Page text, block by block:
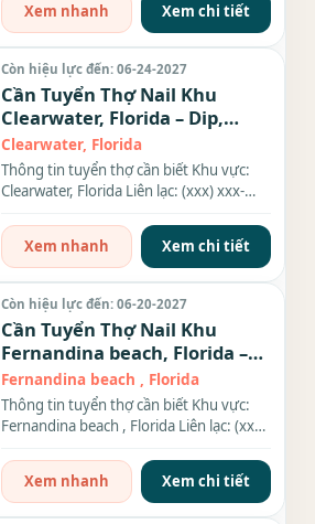
Xem nhanh
Xem chi tiết
Còn hiệu lực đến: 06-24-2027
Cần Tuyển Thợ Nail Khu
Clearwater, Florida – Dip,
Everything
Clearwater, Florida
Thông tin tuyển thợ cần biết Khu vực:
Clearwater, Florida Liên lạc: (xxx) xxx-
Xem nhanh
Xem chi tiết
Còn hiệu lực đến: 06-20-2027
Cần Tuyển Thợ Nail Khu
Fernandina beach, Florida –
Thợ bột
Fernandina beach , Florida
Thông tin tuyển thợ cần biết Khu vực:
Fernandina beach , Florida Liên lạc: (xxx)
Xem nhanh
Xem chi tiết